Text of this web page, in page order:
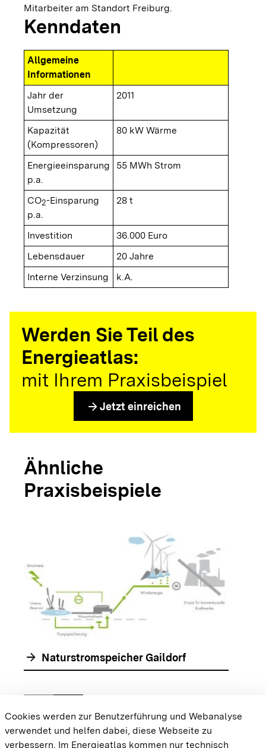
Mitarbeiter am Standort Freiburg.
Kenndaten
Allgemeine
Informationen
Jahr der
Umsetzung
2011
Kapazität
(Kompressoren)
80 kW Wärme
Energieeinsparung
p.a.
55 MWh Strom
CO2-Einsparung
p.a.
28 t
Investition
36.000 Euro
Lebensdauer
20 Jahre
Interne Verzinsung
k.A.
Werden Sie Teil des
Energieatlas:
mit Ihrem Praxisbeispiel
arrow_forward Jetzt einreichen
Ähnliche
Praxisbeispiele
arrow_forward Naturstromspeicher Gaildorf
Zur vorhergehenden Folie springen
chevron_rightZur nächsten Folie springen
{{#displayPraxisbeispielMap}} {{{body}}}
Cookies werden zur Benutzerführung und Webanalyse
verwendet und helfen dabei, diese Webseite zu
verbessern. Im Energieatlas kommen nur technisch